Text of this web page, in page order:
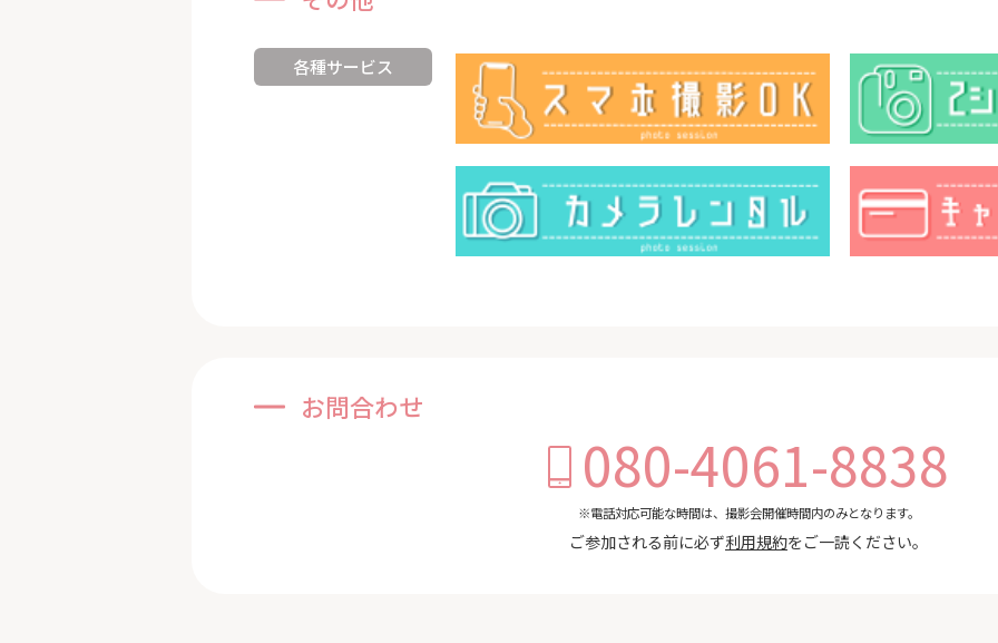
各種サービス
お問合わせ
080-4061-8838
※電話対応可能な時間は、撮影会開催時間内のみとなります。
ご参加される前に必ず利用規約をご一読ください。